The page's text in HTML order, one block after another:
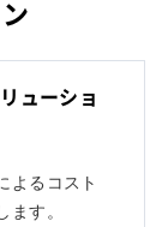
ューショ
よるコスト
す。